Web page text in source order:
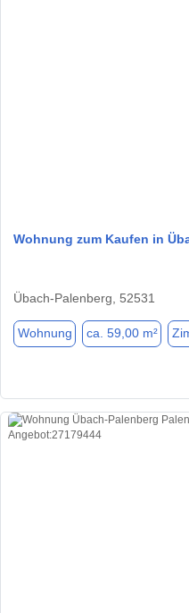
Wohnung zum Kaufen in
Übach-Palenberg, 52531
Wohnung ca. 59,00 m²